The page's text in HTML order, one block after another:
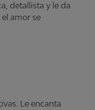
detallista y le da
amor se
Le encanta